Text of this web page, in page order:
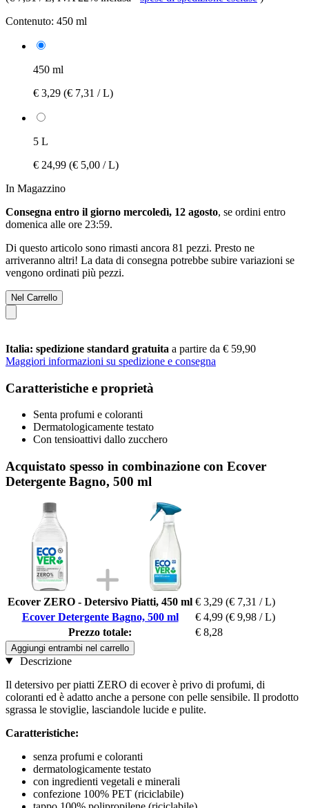
Contenuto: 450 ml
450 ml
€ 3,29 (€ 7,31 / L)
5 L
€ 24,99 (€ 5,00 / L)
In Magazzino
Consegna entro il giorno mercoledì, 12 agosto, se ordini entro
domenica alle ore 23:59.
Di questo articolo sono rimasti ancora 81 pezzi. Presto ne
arriveranno altri! La data di consegna potrebbe subire variazioni se
vengono ordinati più pezzi.
Nel Carrello
Italia: spedizione standard gratuita a partire da € 59,90
Maggiori informazioni su spedizione e consegna
Caratteristiche e proprietà
Senta profumi e coloranti
Dermatologicamente testato
Con tensioattivi dallo zucchero
Acquistato spesso in combinazione con Ecover
Detergente Bagno, 500 ml
Ecover ZERO - Detersivo Piatti, 450 ml € 3,29 (€ 7,31 / L)
Ecover Detergente Bagno, 500 ml
€ 4,99 (€ 9,98 / L)
Prezzo totale:
€ 8,28
Aggiungi entrambi nel carrello
Descrizione
Il detersivo per piatti ZERO di ecover è privo di profumi, di
coloranti ed è adatto anche a persone con pelle sensibile. Il prodotto
sgrassa le stoviglie, lasciandole lucide e pulite.
Caratteristiche:
senza profumi e coloranti
dermatologicamente testato
con ingredienti vegetali e minerali
confezione 100% PET (riciclabile)